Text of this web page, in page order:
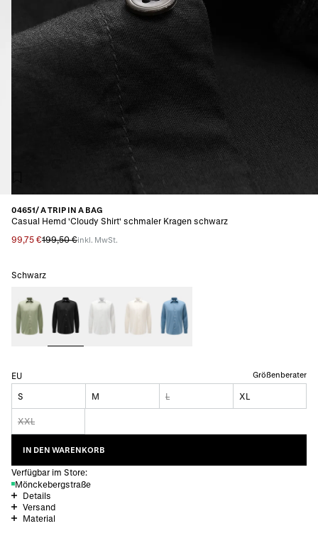
04651/ A TRIP IN A BAG
Casual Hemd 'Cloudy Shirt' schmaler Kragen schwarz
99,75 €199,50 €inkl. MwSt.
Schwarz
EU Größenberater
S M L XL
XXL
IN DEN WARENKORB
Verfügbar im Store:
Mönckebergstraße
Details
Versand
Material